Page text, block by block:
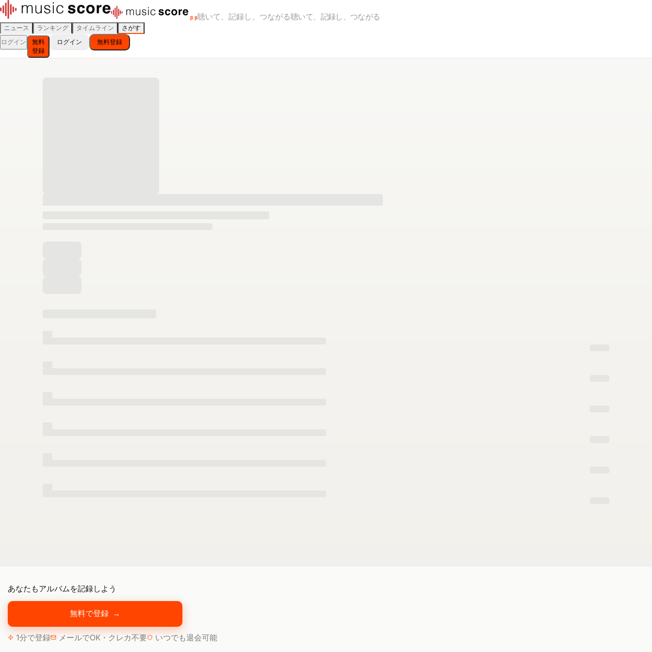
β β聴いて、記録し、つながる聴いて、記録し、つながる
ニュース ランキング タイムライン
さがす
ログイン
無料
登録
ログイン 無料登録
あなたもアルバムを記録しよう
無料で登録 →
1分で登録 メールでOK・クレカ不要 いつでも退会可能